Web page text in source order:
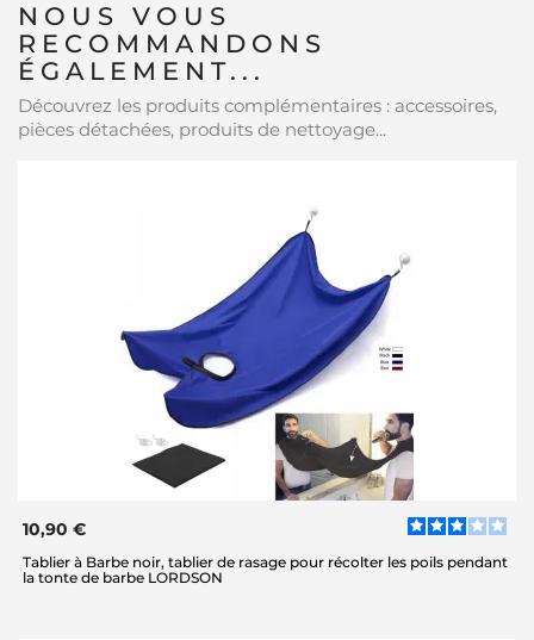
NOUS VOUS
RECOMMANDONS
ÉGALEMENT...
Découvrez les produits complémentaires : accessoires,
pièces détachées, produits de nettoyage...
10,90 €
Tablier à Barbe noir, tablier de rasage pour récolter les poils pendant
la tonte de barbe LORDSON